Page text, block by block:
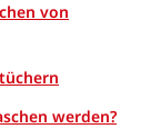
von
werden?